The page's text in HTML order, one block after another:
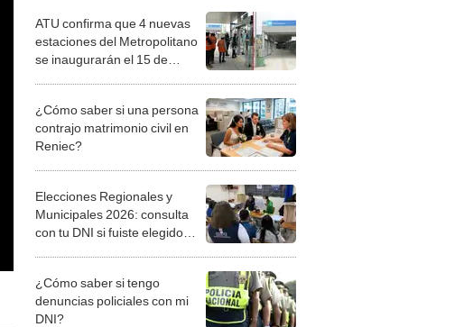
ATU confirma que 4 nuevas
estaciones del Metropolitano
se inaugurarán el 15 de
¿Cómo saber si una persona
contrajo matrimonio civil en
Reniec?
Elecciones Regionales y
Municipales 2026: consulta
con tu DNI si fuiste elegido
la ONPE
¿Cómo saber si tengo
denuncias policiales con mi
DNI?